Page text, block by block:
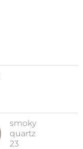
smoky
quartz
23